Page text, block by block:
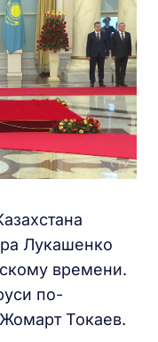
Лукашенко
времени.
по-
Токаев.